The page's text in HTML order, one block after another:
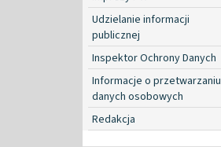
Udzielanie informacji
publicznej
Inspektor Ochrony Danych
Informacje o przetwarzaniu
danych osobowych
Redakcja